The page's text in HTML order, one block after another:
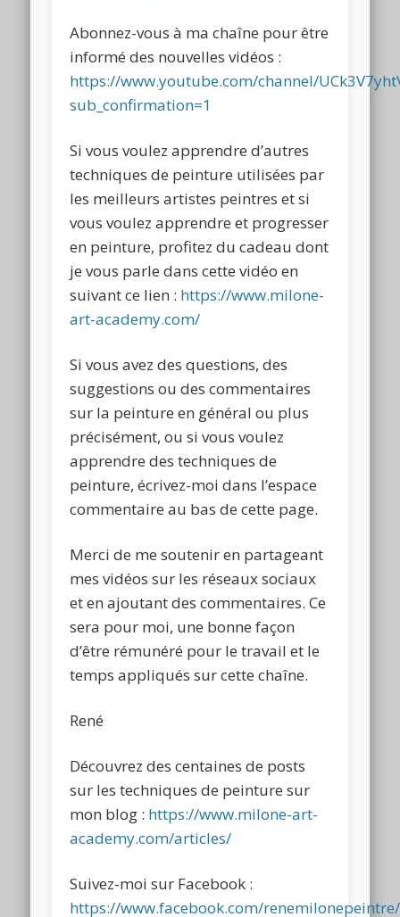
Abonnez-vous à ma chaîne pour être
informé des nouvelles vidéos :
https://www.youtube.com/channel/
sub_confirmation=1
Si vous voulez apprendre d’autres
techniques de peinture utilisées par
les meilleurs artistes peintres et si
vous voulez apprendre et progresser
en peinture, profitez du cadeau dont
je vous parle dans cette vidéo en
suivant ce lien : https://www.milone-
art-academy.com/
Si vous avez des questions, des
suggestions ou des commentaires
sur la peinture en général ou plus
précisément, ou si vous voulez
apprendre des techniques de
peinture, écrivez-moi dans l’espace
commentaire au bas de cette page.
Merci de me soutenir en partageant
mes vidéos sur les réseaux sociaux
et en ajoutant des commentaires. Ce
sera pour moi, une bonne façon
d’être rémunéré pour le travail et le
temps appliqués sur cette chaîne.
René
Découvrez des centaines de posts
sur les techniques de peinture sur
mon blog : https://www.milone-art-
academy.com/articles/
Suivez-moi sur Facebook :
https://www.facebook.com/renemilonepeintre/